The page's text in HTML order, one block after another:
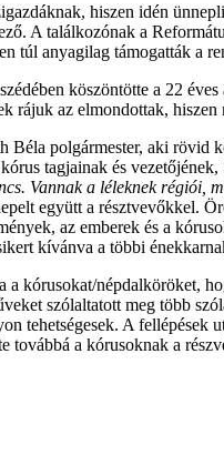
hiszen idén
A találkozónak a
túl anyagilag támogatták a
köszöntötte a 22
rájuk az elmondottak,
Béla polgármester, aki
tagjainak és
Vannak a léleknek régiói,
együtt a résztvevőkkel.
az emberek és a
kívánva a többi
a kórusokat/népdalköröket,
szólaltatott meg több
tehetségesek. A
a kórusoknak a